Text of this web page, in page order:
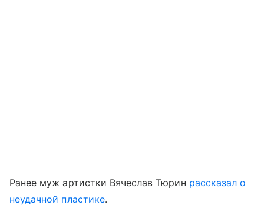
Ранее муж артистки Вячеслав Тюрин рассказал о
неудачной пластике.